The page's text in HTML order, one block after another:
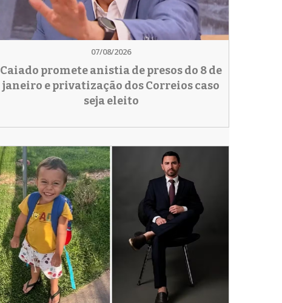
07/08/2026
Caiado promete anistia de presos do 8 de
janeiro e privatização dos Correios caso
seja eleito